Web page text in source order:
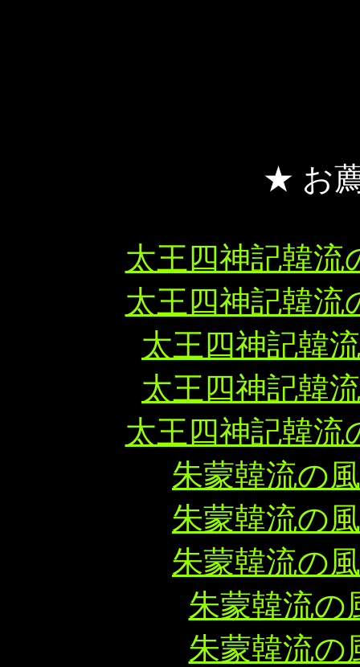
★ お
太王四神記韓流
太王四神記韓流
太王四神記韓
太王四神記韓
太王四神記韓流
朱蒙韓流の
朱蒙韓流の
朱蒙韓流の
朱蒙韓流の
朱蒙韓流の